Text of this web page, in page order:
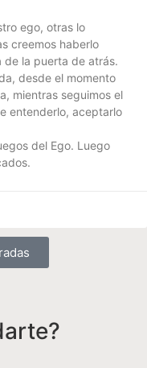
ego, otras lo
creemos haberlo
la puerta de atrás.
desde el momento
mientras seguimos el
entenderlo, aceptarlo
del Ego. Luego